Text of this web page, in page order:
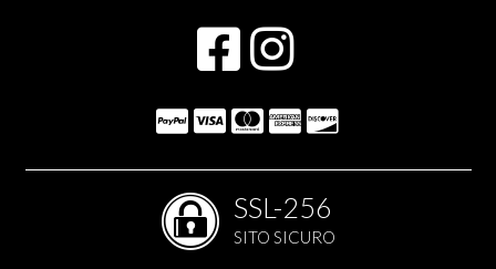
SSL-256
SITO SICURO